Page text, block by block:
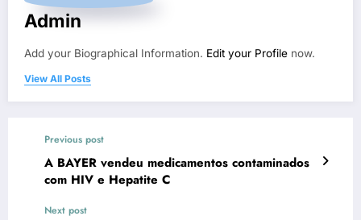
Admin
Add your Biographical Information. Edit your Profile now.
View All Posts
Previous post
A BAYER vendeu medicamentos contaminados
com HIV e Hepatite C
Next post